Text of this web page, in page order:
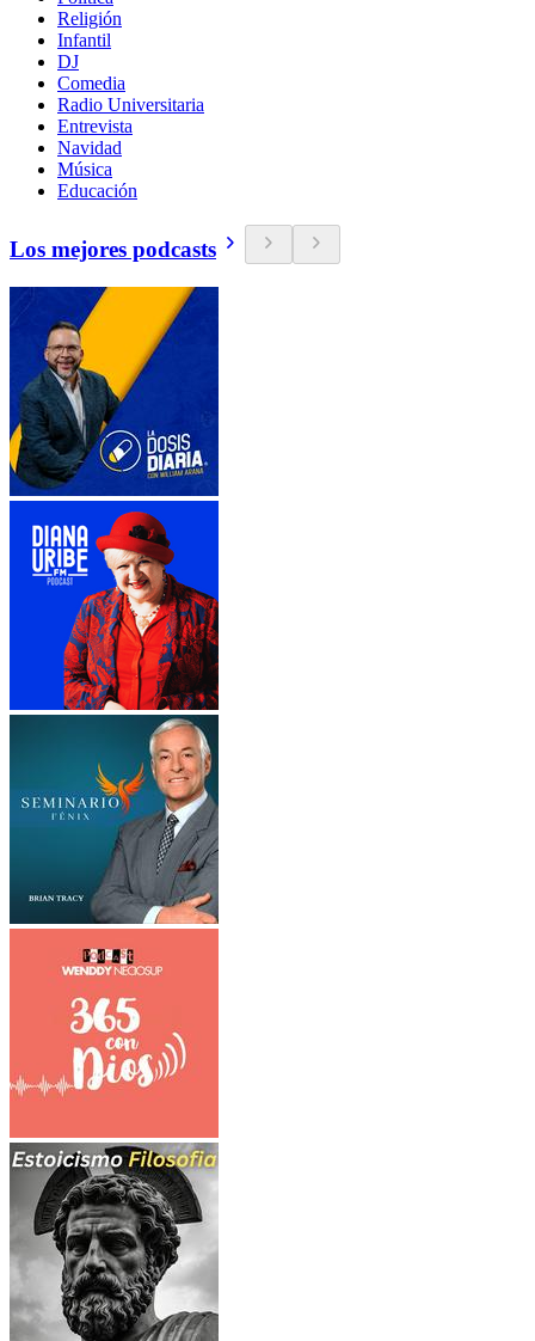
Religión
Infantil
DJ
Comedia
Radio Universitaria
Entrevista
Navidad
Música
Educación
Los mejores podcasts